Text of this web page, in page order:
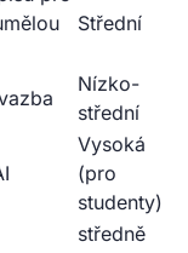
Střední
Nízko-
střední
Vysoká
(pro
studenty)
středně